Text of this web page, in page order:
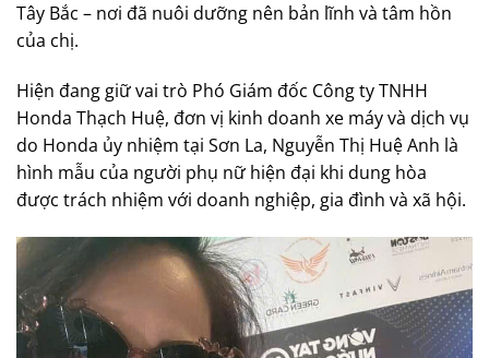
Tây Bắc – nơi đã nuôi dưỡng nên bản lĩnh và tâm hồn
của chị.
Hiện đang giữ vai trò Phó Giám đốc Công ty TNHH
Honda Thạch Huệ, đơn vị kinh doanh xe máy và dịch vụ
do Honda ủy nhiệm tại Sơn La, Nguyễn Thị Huệ Anh là
hình mẫu của người phụ nữ hiện đại khi dung hòa
được trách nhiệm với doanh nghiệp, gia đình và xã hội.